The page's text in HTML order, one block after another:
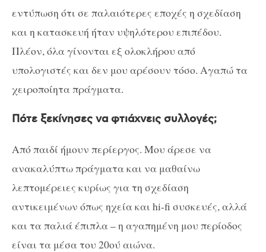
εντύπωση ότι σε παλαιότερες εποχές η σχεδίαση
και η κατασκευή ήταν υψηλότερου επιπέδου.
Πλέον, όλα γίνονται εξ ολοκλήρου από
υπολογιστές και δεν μου αρέσουν τόσο. Αγαπώ τα
χειροποίητα πράγματα.
Πότε ξεκίνησες να φτιάχνεις συλλογές;
Από παιδί ήμουν περίεργος. Μου άρεσε να
ανακαλύπτω πράγματα και να μαθαίνω
λεπτομέρειες κυρίως για τη σχεδίαση
αντικειμένων όπως ηχεία και hi-fi συσκευές, αλλά
και τα παλιά έπιπλα – η αγαπημένη μου περίοδος
είναι τα μέσα του 20ού αιώνα.